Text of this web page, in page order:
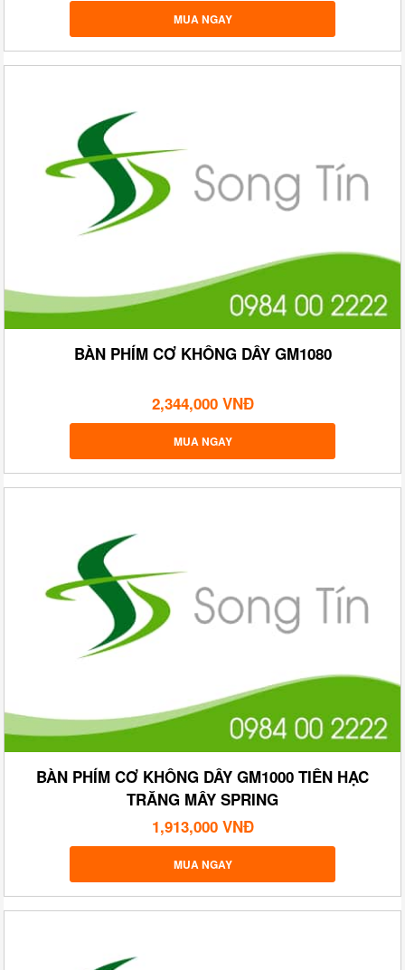
MUA NGAY
BÀN PHÍM CƠ KHÔNG DÂY GM1080
2,344,000 VNĐ
MUA NGAY
BÀN PHÍM CƠ KHÔNG DÂY GM1000 TIÊN HẠC
TRĂNG MÂY SPRING
1,913,000 VNĐ
MUA NGAY